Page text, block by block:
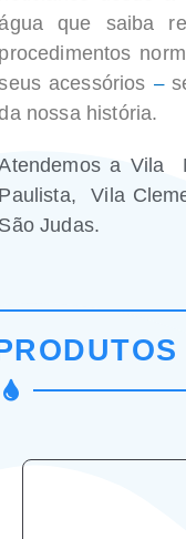
que saiba
procedimentos
acessórios –
nossa história.
a Vila
Paulista, Vila
São Judas.